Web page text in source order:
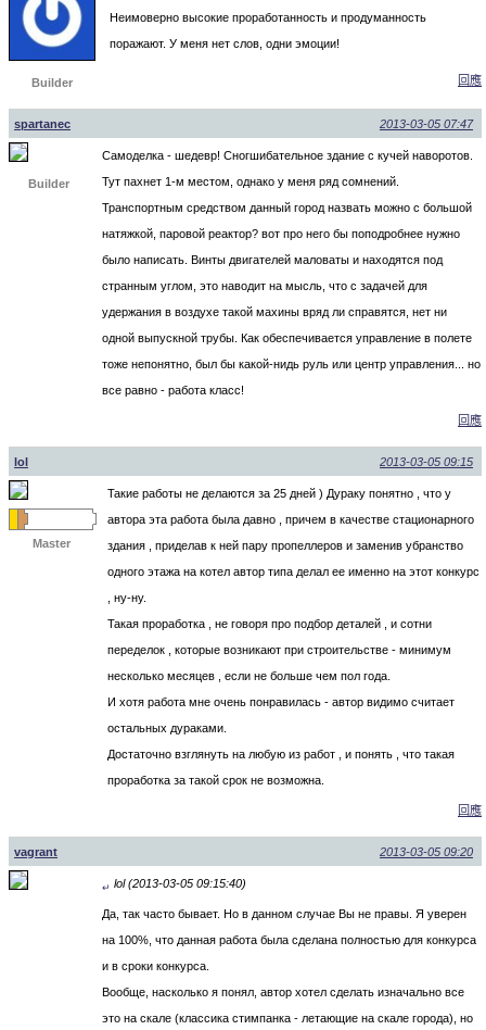
Builder
Неимоверно высокие проработанность и продуманность
поражают. У меня нет слов, одни эмоции!
回應
spartanec 2013-03-05 07:47
Builder
Самоделка - шедевр! Сногшибательное здание с кучей наворотов.
Тут пахнет 1-м местом, однако у меня ряд сомнений.
Транспортным средством данный город назвать можно с большой
натяжкой, паровой реактор? вот про него бы поподробнее нужно
было написать. Винты двигателей маловаты и находятся под
странным углом, это наводит на мысль, что с задачей для
удержания в воздухе такой махины вряд ли справятся, нет ни
одной выпускной трубы. Как обеспечивается управление в полете
тоже непонятно, был бы какой-нидь руль или центр управления... но
все равно - работа класс!
回應
lol 2013-03-05 09:15
Master
Такие работы не делаются за 25 дней ) Дураку понятно , что у
автора эта работа была давно , причем в качестве стационарного
здания , приделав к ней пару пропеллеров и заменив убранство
одного этажа на котел автор типа делал ее именно на этот конкурс
, ну-ну.
Такая проработка , не говоря про подбор деталей , и сотни
переделок , которые возникают при строительстве - минимум
несколько месяцев , если не больше чем пол года.
И хотя работа мне очень понравилась - автор видимо считает
остальных дураками.
Достаточно взглянуть на любую из работ , и понять , что такая
проработка за такой срок не возможна.
回應
vagrant 2013-03-05 09:20
↵ lol (2013-03-05 09:15:40)
Да, так часто бывает. Но в данном случае Вы не правы. Я уверен
на 100%, что данная работа была сделана полностью для конкурса
и в сроки конкурса.
Вообще, насколько я понял, автор хотел сделать изначально все
это на скале (классика стимпанка - летающие на скале города), но